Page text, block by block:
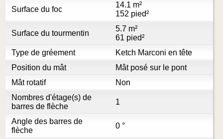
Surface du foc
14.1 m²
152 pied²
Surface du tourmentin
5.7 m²
61 pied²
Type de gréement
Ketch Marconi en tête
Position du mât
Mât posé sur le pont
Mât rotatif
Non
Nombres d'étage(s) de
barres de flèche
1
Angle des barres de
flèche
0 °